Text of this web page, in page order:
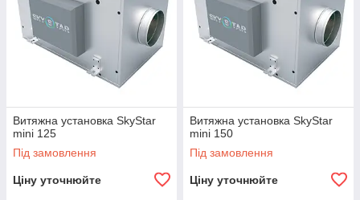
Витяжна установка SkyStar
mini 125
Під замовлення
Ціну уточнюйте
Витяжна установка SkyStar
mini 150
Під замовлення
Ціну уточнюйте